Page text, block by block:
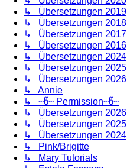
↳ Übersetzungen 2019
↳ Übersetzungen 2018
↳ Übersetzungen 2017
↳ Übersetzungen 2016
↳ Übersetzungen 2024
↳ Übersetzungen 2025
↳ Übersetzungen 2026
↳ Annie
↳ ~წ~ Permission~წ~
↳ Übersetzungen 2026
↳ Übersetzungen 2025
↳ Übersetzungen 2024
↳ Pink/Brigitte
↳ Mary Tutorials